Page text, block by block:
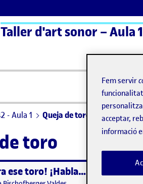
Logo Ágora
Taller d'art sonor – Aula 1
- Aula 1 Queja de toro
toro
¡Mira ese toro! ¡Habla!- y otras cosas recuperadas
Fem servir
acceptar,
informació